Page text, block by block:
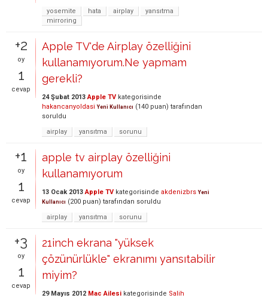
yosemite
hata airplay
yansıtma
mirroring
+2
oy
1
cevap
Apple TV'de Airplay özelliğini
kullanamıyorum.Ne yapmam
gerekli?
24 Şubat 2013 Apple TV kategorisinde
hakancanyoldasi Yeni Kullanıcı (140 puan) tarafından
soruldu
airplay
yansıtma sorunu
+1
oy
1
cevap
apple tv airplay özelliğini
kullanamıyorum
13 Ocak 2013 Apple TV kategorisinde akdenizbrs Yeni
Kullanıcı (200 puan) tarafından soruldu
airplay
yansıtma sorunu
+3
oy
1
cevap
21inch ekrana "yüksek
çözünürlükle" ekranımı yansıtabilir
miyim?
29 Mayıs 2012 Mac Ailesi kategorisinde Salih